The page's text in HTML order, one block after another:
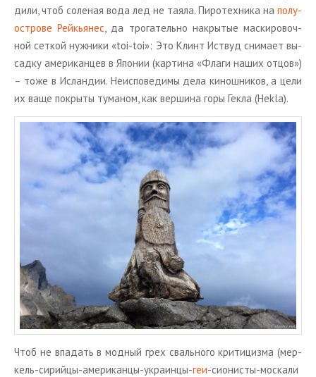
ди­ли, чтоб со­ле­ная вода лед не таяла. Пи­ро­тех­ни­ка на по­лу­
ост­ро­ве Рейкья­нес, да тро­га­тель­но на­кры­тые мас­ки­ро­воч­
ной сет­кой нуж­ни­ки «toi-toi»: Это Клинт Ис­т­вуд сни­ма­ет вы­
сад­ку аме­ри­кан­цев в Япо­нии (кар­ти­на «Флаги наших отцов»)
– тоже в Ис­лан­дии. Неис­по­ве­ди­мы дела ки­нош­ни­ков, а цели
их ваще по­кры­ты ту­ма­ном, как вер­ши­на горы Гекла (Hekla).
Чтоб не впа­дать в мод­ный грех сваль­но­го кри­ти­циз­ма (мер­
кель-си­рий­цы-аме­ри­кан­цы-укра­ин­цы-геи-си­о­ни­сты-мос­ка­ли